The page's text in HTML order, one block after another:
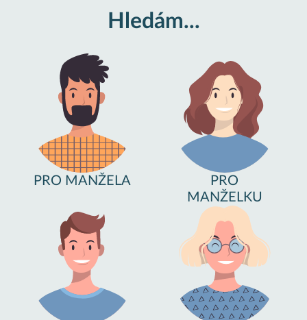
Hledám...
PRO MANŽELA
PRO
MANŽELKU